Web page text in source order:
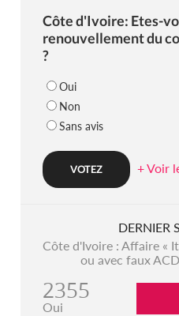
Côte d'Ivoire: Etes-
renouvellement du
?
Oui
Non
Sans avis
+ Voir
DERNIER
Côte d'Ivoire : Affaire «
ou avec faux
2355
Oui